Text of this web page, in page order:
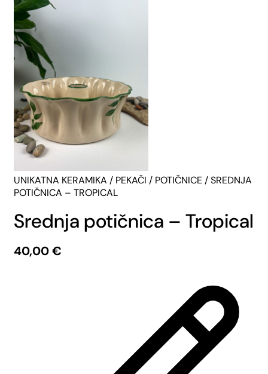
UNIKATNA KERAMIKA / PEKAČI / POTIČNICE / SREDNJA
POTIČNICA – TROPICAL
Srednja potičnica – Tropical
40,00€